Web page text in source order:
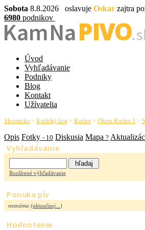
Sobota 8.8.2026 oslavuje Oskar zajtra
6980 podnikov
Kam NaPIVO
Úvod
Vyhľadávanie
Podniky
Blog
Kontakt
Užívatelia
Slovensko > Košický kraj > Košice > Okres Košice 1 >
Opis Fotky - 10 Diskusia Mapa ?
Vyhľadávanie
Rozšírené výhľadávanie
Ponuka pív
neznáma (aktualizuj... )
Hodnotenie